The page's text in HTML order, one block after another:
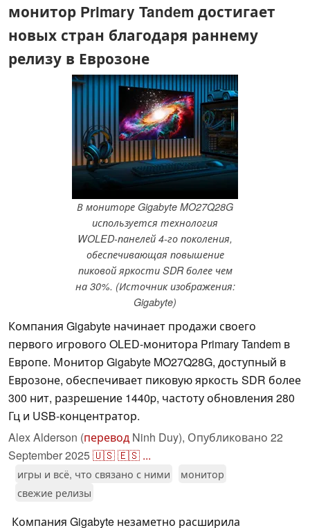
монитор Primary Tandem достигает
новых стран благодаря раннему
релизу в Еврозоне
В мониторе Gigabyte MO27Q28G
используется технология
WOLED-панелей 4-го поколения,
обеспечивающая повышение
пиковой яркости SDR более чем
на 30%. (Источник изображения:
Gigabyte)
Компания Gigabyte начинает продажи своего
первого игрового OLED-монитора Primary Tandem в
Европе. Монитор Gigabyte MO27Q28G, доступный в
Еврозоне, обеспечивает пиковую яркость SDR более
300 нит, разрешение 1440p, частоту обновления 280
Гц и USB-концентратор.
Alex Alderson (перевод Ninh Duy), Опубликовано 22
September 2025🇺🇸🇪🇸 ...
игры и всё, что связано с ними
монитор
свежие релизы
Компания Gigabyte незаметно расширила